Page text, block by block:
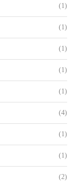
(1)
(1)
(1)
(1)
(1)
(4)
(1)
(1)
(2)